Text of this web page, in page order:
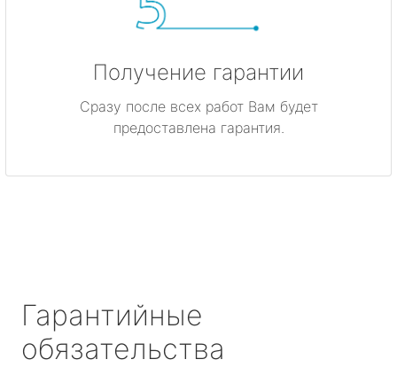
Получение гарантии
Сразу после всех работ Вам будет
предоставлена гарантия.
Гарантийные
обязательства